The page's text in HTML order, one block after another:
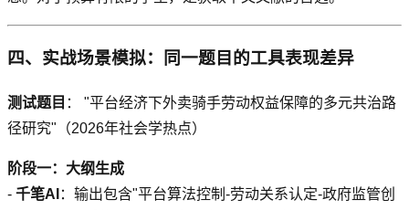
四、实战场景模拟：同一题目的工具表现差异
测试题目 ： "平台经济下外卖骑手劳动权益保障的多元共治路
径研究"（2026年社会学热点）
阶段一：大纲生成
- 千笔AI ：输出包含"平台算法控制-劳动关系认定-政府监管创